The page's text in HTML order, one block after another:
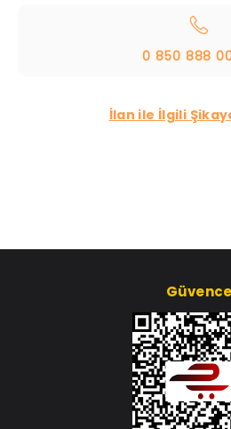
0 850 888
İlan ile İlgili
Güvence